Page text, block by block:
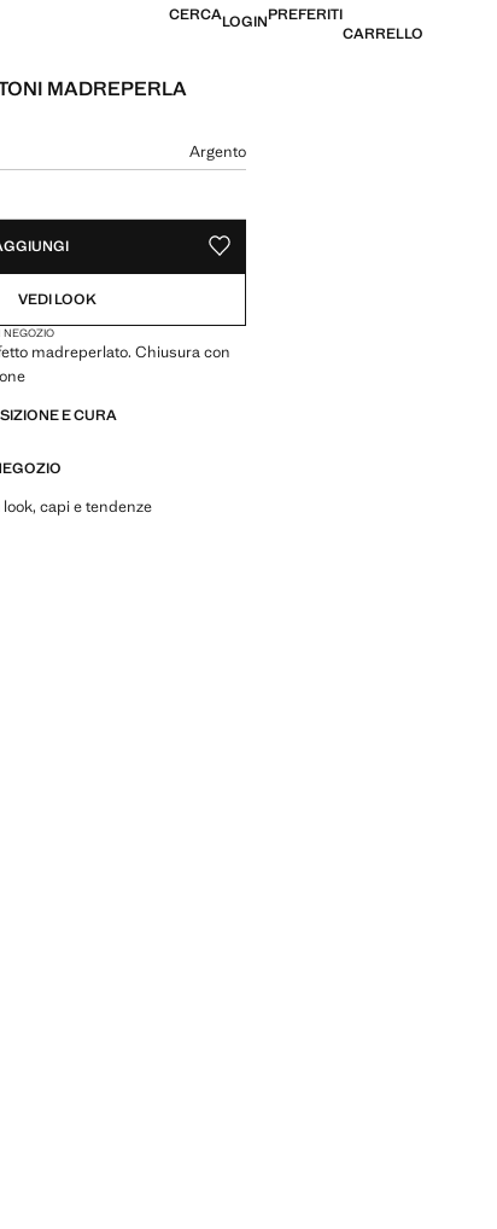
CERCALOGINPREFERITI
CARRELLO
MADREPERLA
]
Argento
SALVA COME PREFERITO
VEDI LOOK
NEGOZIO
madreperlato. Chiusura con
E CURA
capi e tendenze